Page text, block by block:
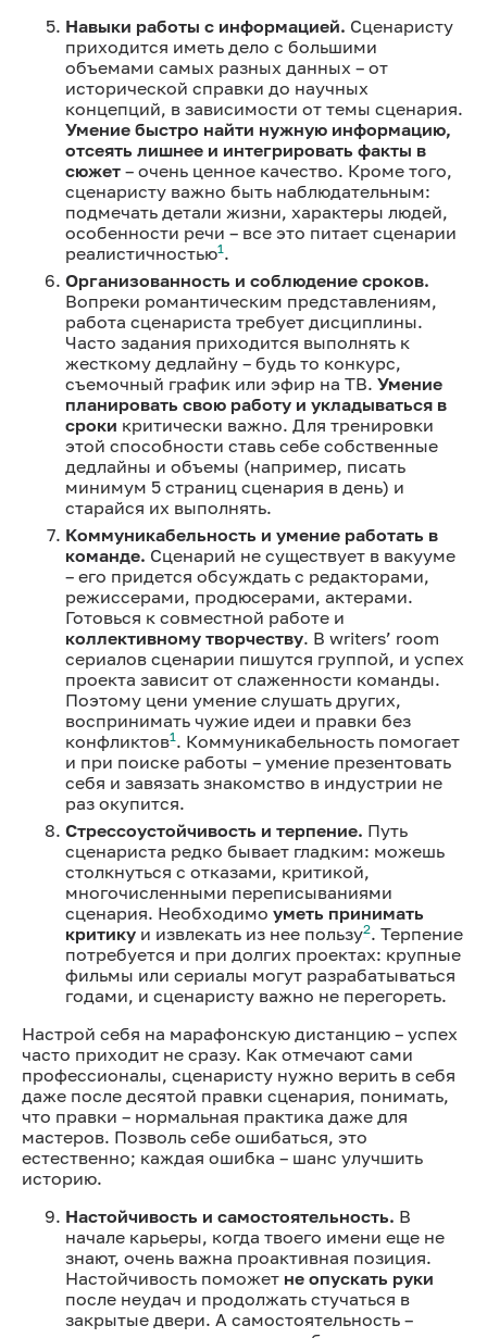
Навыки работы с информацией. Сценаристу
приходится иметь дело с большими
объемами самых разных данных – от
исторической справки до научных
концепций, в зависимости от темы сценария.
Умение быстро найти нужную информацию,
отсеять лишнее и интегрировать факты в
сюжет – очень ценное качество. Кроме того,
сценаристу важно быть наблюдательным:
подмечать детали жизни, характеры людей,
особенности речи – все это питает сценарии
реалистичностью1 .
Организованность и соблюдение сроков.
Вопреки романтическим представлениям,
работа сценариста требует дисциплины.
Часто задания приходится выполнять к
жесткому дедлайну – будь то конкурс,
съемочный график или эфир на ТВ. Умение
планировать свою работу и укладываться в
сроки критически важно. Для тренировки
этой способности ставь себе собственные
дедлайны и объемы (например, писать
минимум 5 страниц сценария в день) и
старайся их выполнять.
Коммуникабельность и умение работать в
команде. Сценарий не существует в вакууме
– его придется обсуждать с редакторами,
режиссерами, продюсерами, актерами.
Готовься к совместной работе и
коллективному творчеству. В writers’ room
сериалов сценарии пишутся группой, и успех
проекта зависит от слаженности команды.
Поэтому цени умение слушать других,
воспринимать чужие идеи и правки без
конфликтов1 . Коммуникабельность помогает
и при поиске работы – умение презентовать
себя и завязать знакомство в индустрии не
раз окупится.
Стрессоустойчивость и терпение. Путь
сценариста редко бывает гладким: можешь
столкнуться с отказами, критикой,
многочисленными переписываниями
сценария. Необходимо уметь принимать
критику и извлекать из нее пользу2. Терпение
потребуется и при долгих проектах: крупные
фильмы или сериалы могут разрабатываться
годами, и сценаристу важно не перегореть.
Настрой себя на марафонскую дистанцию – успех
часто приходит не сразу. Как отмечают сами
профессионалы, сценаристу нужно верить в себя
даже после десятой правки сценария, понимать,
что правки – нормальная практика даже для
мастеров. Позволь себе ошибаться, это
естественно; каждая ошибка – шанс улучшить
историю.
Настойчивость и самостоятельность. В
начале карьеры, когда твоего имени еще не
знают, очень важна проактивная позиция.
Настойчивость поможет не опускать руки
после неудач и продолжать стучаться в
закрытые двери. А самостоятельность –